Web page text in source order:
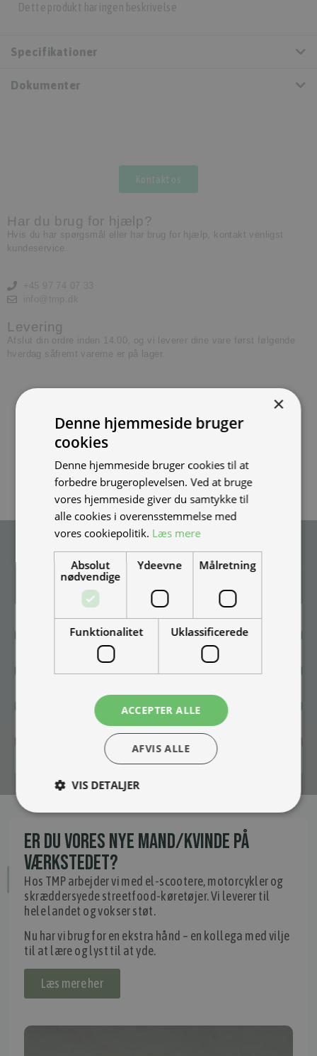
Dette produkt har ingen beskrivelse
Specifikationer
Dokumenter
Kontakt os
Har du brug for hjælp?
Hvis du har spørgsmål eller har brug for hjælp, kontakt venligst
kundeservice.
Levering
Afslut din ordre inden 14.00, og vi leverer dine vare først følgende
hverdag såfremt varerne er på lager.
Tilmeld nyhedsmail
Vær blandt de første til at modtage info om nye produkter, tilbud,
events og udstillinger.
Fortryd dit køb
IMPORTØR
Alle mærker og modeller på tmp.dk importeres i Danmark af:
Thomas Møller Pedersen Aps.
Elmevej 18, Glyngøre 7870 Roslev
×
Denne hjemmeside bruger
cookies
Denne hjemmeside bruger cookies til at
forbedre brugeroplevelsen. Ved at bruge
vores hjemmeside giver du samtykke til
alle cookies i overensstemmelse med
vores cookiepolitik. Læs mere
Absolut
nødvendige
Ydeevne Målretning
Funktionalitet Uklassificerede
ACCEPTER ALLE
AFVIS ALLE
VIS DETALJER
ER DU VORES NYE MAND/KVINDE PÅ
VÆRKSTEDET?
Hos TMP arbejder vi med el-scootere, motorcykler og
skræddersyede streetfood-køretøjer. Vi leverer til
hele landet og vokser støt.
Nu har vi brug for en ekstra hånd – en kollega med vilje
til at lære og lyst til at yde.
Læs mere her